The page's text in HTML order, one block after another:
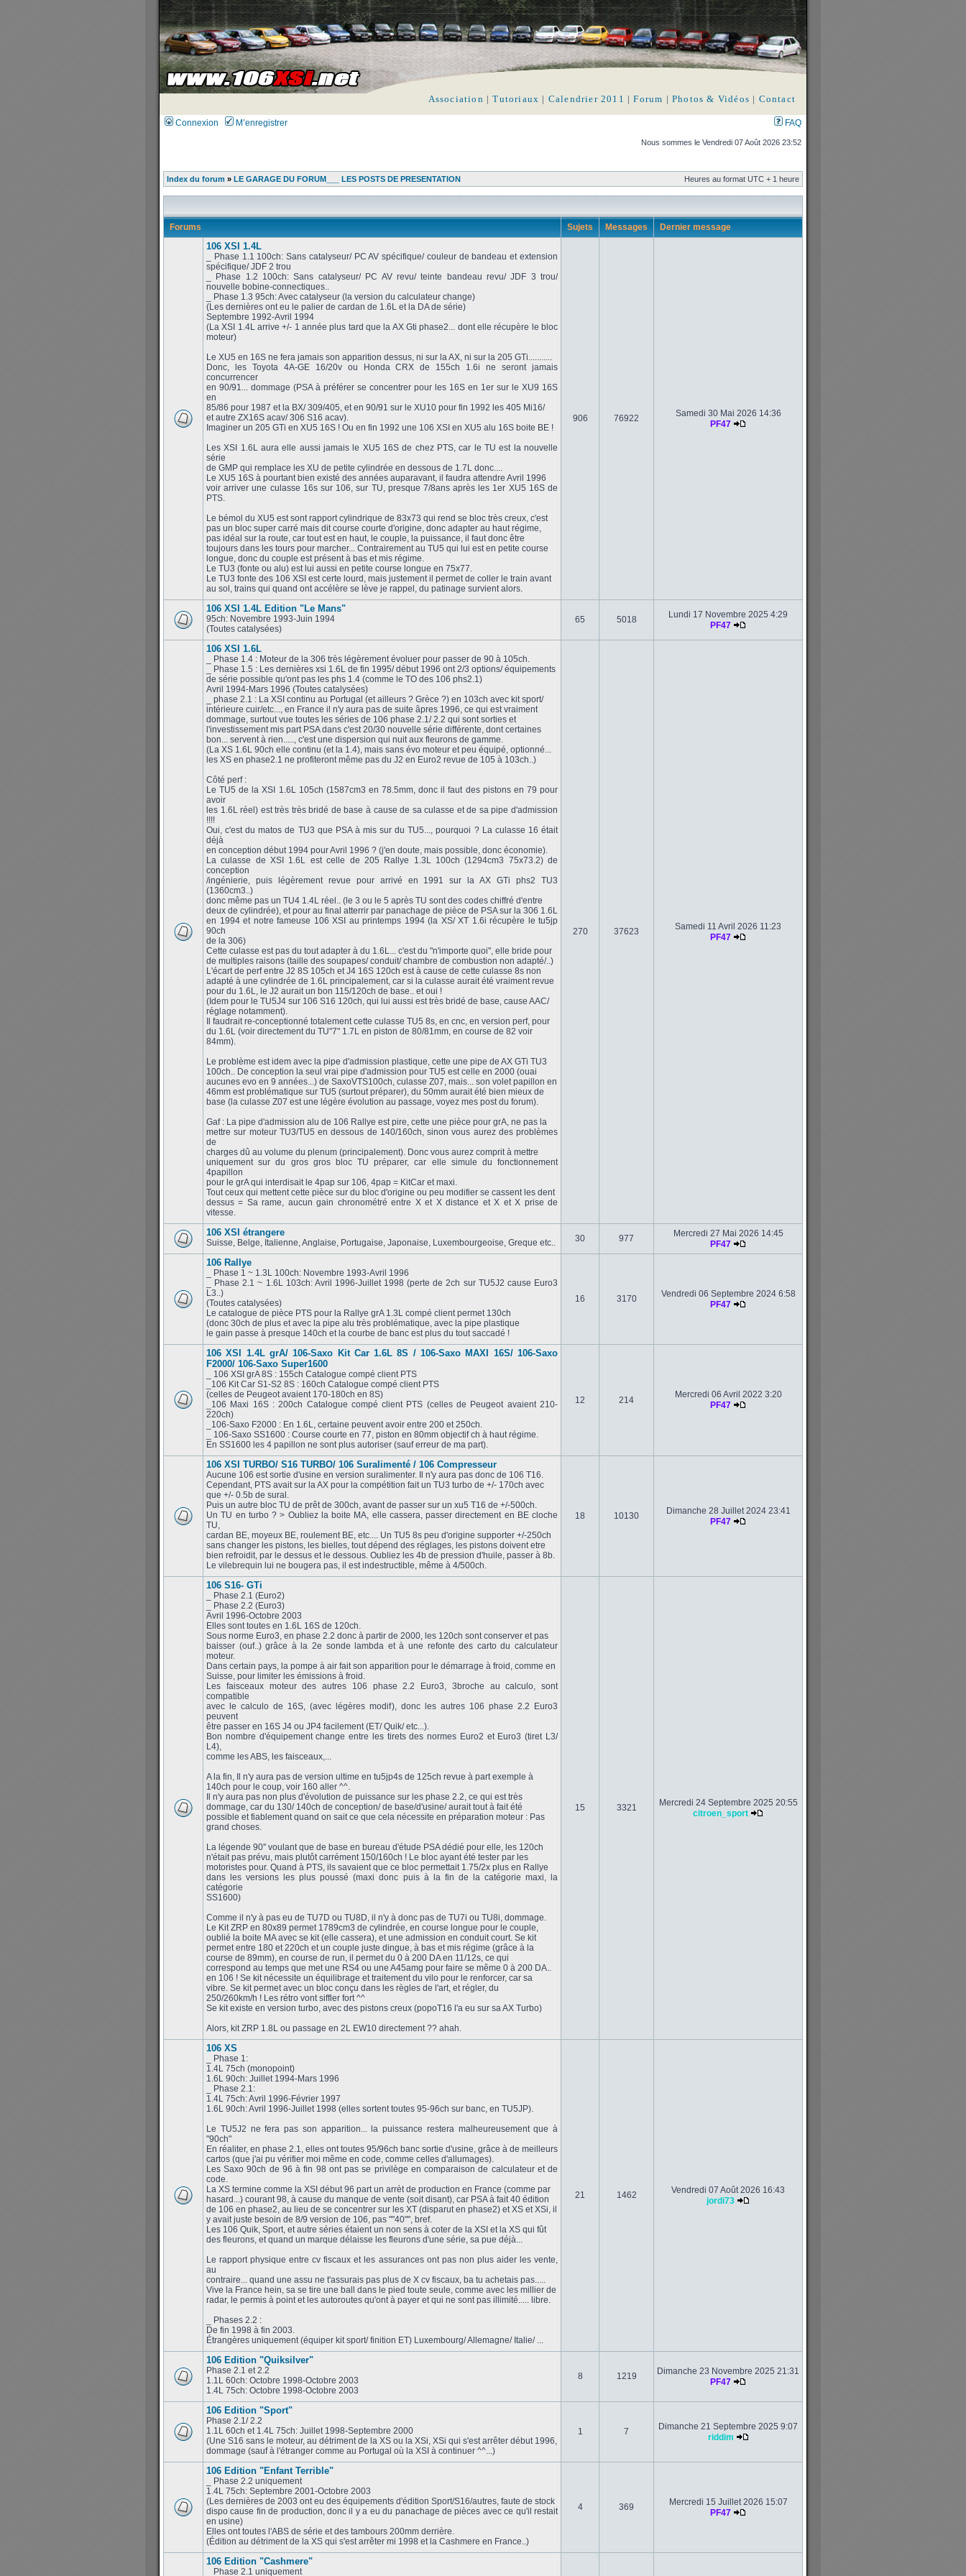
Association |Tutoriaux | Calendrier 2011 |Forum | Photos & Vidéos | Contact
Connexion M’enregistrer FAQ
Nous sommes le Vendredi 07 Août 2026 23:52
Index du forum » LE GARAGE DU FORUM___ LES POSTS DE PRESENTATION Heures au format UTC + 1 heure
Forums Sujets Messages Dernier message
106 XSI 1.4L
_ Phase 1.1 100ch: Sans catalyseur/ PC AV spécifique/ couleur de bandeau et extension
spécifique/ JDF 2 trou
_ Phase 1.2 100ch: Sans catalyseur/ PC AV revu/ teinte bandeau revu/ JDF 3 trou/
nouvelle bobine-connectiques..
_ Phase 1.3 95ch: Avec catalyseur (la version du calculateur change)
(Les dernières ont eu le palier de cardan de 1.6L et la DA de série)
Septembre 1992-Avril 1994
(La XSI 1.4L arrive +/- 1 année plus tard que la AX Gti phase2... dont elle récupère le bloc
moteur)
Le XU5 en 16S ne fera jamais son apparition dessus, ni sur la AX, ni sur la 205 GTi...........
Donc, les Toyota 4A-GE 16/20v ou Honda CRX de 155ch 1.6i ne seront jamais
concurrencer
en 90/91... dommage (PSA à préférer se concentrer pour les 16S en 1er sur le XU9 16S
en
85/86 pour 1987 et la BX/ 309/405, et en 90/91 sur le XU10 pour fin 1992 les 405 Mi16/
et autre ZX16S acav/ 306 S16 acav).
Imaginer un 205 GTi en XU5 16S ! Ou en fin 1992 une 106 XSI en XU5 alu 16S boite BE !
Les XSI 1.6L aura elle aussi jamais le XU5 16S de chez PTS, car le TU est la nouvelle
série
de GMP qui remplace les XU de petite cylindrée en dessous de 1.7L donc....
Le XU5 16S à pourtant bien existé des années auparavant, il faudra attendre Avril 1996
voir arriver une culasse 16s sur 106, sur TU, presque 7/8ans après les 1er XU5 16S de
PTS.
Le bémol du XU5 est sont rapport cylindrique de 83x73 qui rend se bloc très creux, c'est
pas un bloc super carré mais dit course courte d'origine, donc adapter au haut régime,
pas idéal sur la route, car tout est en haut, le couple, la puissance, il faut donc être
toujours dans les tours pour marcher... Contrairement au TU5 qui lui est en petite course
longue, donc du couple est présent à bas et mis régime.
Le TU3 (fonte ou alu) est lui aussi en petite course longue en 75x77.
Le TU3 fonte des 106 XSI est certe lourd, mais justement il permet de coller le train avant
au sol, trains qui quand ont accélère se lève je rappel, du patinage survient alors.
906 76922
Samedi 30 Mai 2026 14:36
PF47
106 XSI 1.4L Edition "Le Mans"
95ch: Novembre 1993-Juin 1994
(Toutes catalysées)
65 5018
Lundi 17 Novembre 2025 4:29
PF47
106 XSI 1.6L
_ Phase 1.4 : Moteur de la 306 très légèrement évoluer pour passer de 90 à 105ch.
_ Phase 1.5 : Les dernières xsi 1.6L de fin 1995/ début 1996 ont 2/3 options/ équipements
de série possible qu'ont pas les phs 1.4 (comme le TO des 106 phs2.1)
Avril 1994-Mars 1996 (Toutes catalysées)
_ phase 2.1 : La XSI continu au Portugal (et ailleurs ? Grèce ?) en 103ch avec kit sport/
intérieure cuir/etc..., en France il n'y aura pas de suite âpres 1996, ce qui est vraiment
dommage, surtout vue toutes les séries de 106 phase 2.1/ 2.2 qui sont sorties et
l'investissement mis part PSA dans c'est 20/30 nouvelle série différente, dont certaines
bon... servent à rien....., c'est une dispersion qui nuit aux fleurons de gamme.
(La XS 1.6L 90ch elle continu (et la 1.4), mais sans évo moteur et peu équipé, optionné...
les XS en phase2.1 ne profiteront même pas du J2 en Euro2 revue de 105 à 103ch..)
Côté perf :
Le TU5 de la XSI 1.6L 105ch (1587cm3 en 78.5mm, donc il faut des pistons en 79 pour
avoir
les 1.6L réel) est très très bridé de base à cause de sa culasse et de sa pipe d'admission
!!!!
Oui, c'est du matos de TU3 que PSA à mis sur du TU5..., pourquoi ? La culasse 16 était
déjà
en conception début 1994 pour Avril 1996 ? (j'en doute, mais possible, donc économie).
La culasse de XSI 1.6L est celle de 205 Rallye 1.3L 100ch (1294cm3 75x73.2) de
conception
/ingénierie, puis légèrement revue pour arrivé en 1991 sur la AX GTi phs2 TU3
(1360cm3..)
donc même pas un TU4 1.4L réel.. (le 3 ou le 5 après TU sont des codes chiffré d'entre
deux de cylindrée), et pour au final atterrir par panachage de pièce de PSA sur la 306 1.6L
en 1994 et notre fameuse 106 XSI au printemps 1994 (la XS/ XT 1.6i récupère le tu5jp
90ch
de la 306)
Cette culasse est pas du tout adapter à du 1.6L... c'est du "n'importe quoi", elle bride pour
de multiples raisons (taille des soupapes/ conduit/ chambre de combustion non adapté/..)
L'écart de perf entre J2 8S 105ch et J4 16S 120ch est à cause de cette culasse 8s non
adapté à une cylindrée de 1.6L principalement, car si la culasse aurait été vraiment revue
pour du 1.6L, le J2 aurait un bon 115/120ch de base.. et oui !
(Idem pour le TU5J4 sur 106 S16 120ch, qui lui aussi est très bridé de base, cause AAC/
réglage notamment).
Il faudrait re-conceptionné totalement cette culasse TU5 8s, en cnc, en version perf, pour
du 1.6L (voir directement du TU"7" 1.7L en piston de 80/81mm, en course de 82 voir
84mm).
Le problème est idem avec la pipe d'admission plastique, cette une pipe de AX GTi TU3
100ch.. De conception la seul vrai pipe d'admission pour TU5 est celle en 2000 (ouai
aucunes evo en 9 années...) de SaxoVTS100ch, culasse Z07, mais... son volet papillon en
46mm est problématique sur TU5 (surtout préparer), du 50mm aurait été bien mieux de
base (la culasse Z07 est une légère évolution au passage, voyez mes post du forum).
Gaf : La pipe d'admission alu de 106 Rallye est pire, cette une pièce pour grA, ne pas la
mettre sur moteur TU3/TU5 en dessous de 140/160ch, sinon vous aurez des problèmes
de
charges dû au volume du plenum (principalement). Donc vous aurez comprit à mettre
uniquement sur du gros gros bloc TU préparer, car elle simule du fonctionnement
4papillon
pour le grA qui interdisait le 4pap sur 106, 4pap = KitCar et maxi.
Tout ceux qui mettent cette pièce sur du bloc d'origine ou peu modifier se cassent les dent
dessus = Sa rame, aucun gain chronométré entre X et X distance et X et X prise de
vitesse.
270 37623
Samedi 11 Avril 2026 11:23
PF47
106 XSI étrangere
Suisse, Belge, Italienne, Anglaise, Portugaise, Japonaise, Luxembourgeoise, Greque etc.. 30 977
Mercredi 27 Mai 2026 14:45
PF47
106 Rallye
_ Phase 1 ~ 1.3L 100ch: Novembre 1993-Avril 1996
_ Phase 2.1 ~ 1.6L 103ch: Avril 1996-Juillet 1998 (perte de 2ch sur TU5J2 cause Euro3
L3..)
(Toutes catalysées)
Le catalogue de pièce PTS pour la Rallye grA 1.3L compé client permet 130ch
(donc 30ch de plus et avec la pipe alu très problématique, avec la pipe plastique
le gain passe à presque 140ch et la courbe de banc est plus du tout saccadé !
16 3170
Vendredi 06 Septembre 2024 6:58
PF47
106 XSI 1.4L grA/ 106-Saxo Kit Car 1.6L 8S / 106-Saxo MAXI 16S/ 106-Saxo
F2000/ 106-Saxo Super1600
_ 106 XSI grA 8S : 155ch Catalogue compé client PTS
_106 Kit Car S1-S2 8S : 160ch Catalogue compé client PTS
(celles de Peugeot avaient 170-180ch en 8S)
_106 Maxi 16S : 200ch Catalogue compé client PTS (celles de Peugeot avaient 210-
220ch)
_106-Saxo F2000 : En 1.6L, certaine peuvent avoir entre 200 et 250ch.
_ 106-Saxo SS1600 : Course courte en 77, piston en 80mm objectif ch à haut régime.
En SS1600 les 4 papillon ne sont plus autoriser (sauf erreur de ma part).
12 214
Mercredi 06 Avril 2022 3:20
PF47
106 XSI TURBO/ S16 TURBO/ 106 Suralimenté / 106 Compresseur
Aucune 106 est sortie d'usine en version suralimenter. Il n'y aura pas donc de 106 T16.
Cependant, PTS avait sur la AX pour la compétition fait un TU3 turbo de +/- 170ch avec
que +/- 0.5b de sural.
Puis un autre bloc TU de prêt de 300ch, avant de passer sur un xu5 T16 de +/-500ch.
Un TU en turbo ? > Oubliez la boite MA, elle cassera, passer directement en BE cloche
TU,
cardan BE, moyeux BE, roulement BE, etc.... Un TU5 8s peu d'origine supporter +/-250ch
sans changer les pistons, les bielles, tout dépend des réglages, les pistons doivent etre
bien refroidit, par le dessus et le dessous. Oubliez les 4b de pression d'huile, passer à 8b.
Le vilebrequin lui ne bougera pas, il est indestructible, même à 4/500ch.
18 10130
Dimanche 28 Juillet 2024 23:41
PF47
106 S16- GTi
_ Phase 2.1 (Euro2)
_ Phase 2.2 (Euro3)
Avril 1996-Octobre 2003
Elles sont toutes en 1.6L 16S de 120ch.
Sous norme Euro3, en phase 2.2 donc à partir de 2000, les 120ch sont conserver et pas
baisser (ouf..) grâce à la 2e sonde lambda et à une refonte des carto du calculateur
moteur.
Dans certain pays, la pompe à air fait son apparition pour le démarrage à froid, comme en
Suisse, pour limiter les émissions à froid.
Les faisceaux moteur des autres 106 phase 2.2 Euro3, 3broche au calculo, sont
compatible
avec le calculo de 16S, (avec légères modif), donc les autres 106 phase 2.2 Euro3
peuvent
être passer en 16S J4 ou JP4 facilement (ET/ Quik/ etc...).
Bon nombre d'équipement change entre les tirets des normes Euro2 et Euro3 (tiret L3/
L4),
comme les ABS, les faisceaux,...
A la fin, Il n'y aura pas de version ultime en tu5jp4s de 125ch revue à part exemple à
140ch pour le coup, voir 160 aller ^^.
Il n'y aura pas non plus d'évolution de puissance sur les phase 2.2, ce qui est très
dommage, car du 130/ 140ch de conception/ de base/d'usine/ aurait tout à fait été
possible et fiablement quand on sait ce que cela nécessite en préparation moteur : Pas
grand choses.
La légende 90'' voulant que de base en bureau d'étude PSA dédié pour elle, les 120ch
n'était pas prévu, mais plutôt carrément 150/160ch ! Le bloc ayant été tester par les
motoristes pour. Quand à PTS, ils savaient que ce bloc permettait 1.75/2x plus en Rallye
dans les versions les plus poussé (maxi donc puis à la fin de la catégorie maxi, la
catégorie
SS1600)
Comme il n'y à pas eu de TU7D ou TU8D, il n'y à donc pas de TU7i ou TU8i, dommage.
Le Kit ZRP en 80x89 permet 1789cm3 de cylindrée, en course longue pour le couple,
oublié la boite MA avec se kit (elle cassera), et une admission en conduit court. Se kit
permet entre 180 et 220ch et un couple juste dingue, à bas et mis régime (grâce à la
course de 89mm), en course de run, il permet du 0 à 200 DA en 11/12s, ce qui
correspond au temps que met une RS4 ou une A45amg pour faire se même 0 à 200 DA..
en 106 ! Se kit nécessite un équilibrage et traitement du vilo pour le renforcer, car sa
vibre. Se kit permet avec un bloc conçu dans les règles de l'art, et régler, du
250/260km/h ! Les rétro vont siffler fort ^^
Se kit existe en version turbo, avec des pistons creux (popoT16 l'a eu sur sa AX Turbo)
Alors, kit ZRP 1.8L ou passage en 2L EW10 directement ?? ahah.
15 3321
Mercredi 24 Septembre 2025 20:55
citroen_sport
106 XS
_ Phase 1:
1.4L 75ch (monopoint)
1.6L 90ch: Juillet 1994-Mars 1996
_ Phase 2.1:
1.4L 75ch: Avril 1996-Février 1997
1.6L 90ch: Avril 1996-Juillet 1998 (elles sortent toutes 95-96ch sur banc, en TU5JP).
Le TU5J2 ne fera pas son apparition... la puissance restera malheureusement que à
"90ch"
En réaliter, en phase 2.1, elles ont toutes 95/96ch banc sortie d'usine, grâce à de meilleurs
cartos (que j'ai pu vérifier moi même en code, comme celles d'allumages).
Les Saxo 90ch de 96 à fin 98 ont pas se privilège en comparaison de calculateur et de
code.
La XS termine comme la XSI début 96 part un arrèt de production en France (comme par
hasard...) courant 98, à cause du manque de vente (soit disant), car PSA à fait 40 édition
de 106 en phase2, au lieu de se concentrer sur les XT (disparut en phase2) et XS et XSi, il
y avait juste besoin de 8/9 version de 106, pas ""40"", bref.
Les 106 Quik, Sport, et autre séries étaient un non sens à coter de la XSI et la XS qui fût
des fleurons, et quand un marque délaisse les fleurons d'une série, sa pue déjà...
Le rapport physique entre cv fiscaux et les assurances ont pas non plus aider les vente,
au
contraire... quand une assu ne t'assurais pas plus de X cv fiscaux, ba tu achetais pas.....
Vive la France hein, sa se tire une ball dans le pied toute seule, comme avec les millier de
radar, le permis à point et les autoroutes qu'ont à payer et qui ne sont pas illimité..... libre.
_ Phases 2.2 :
De fin 1998 à fin 2003.
Étrangères uniquement (équiper kit sport/ finition ET) Luxembourg/ Allemagne/ Italie/ ...
21 1462
Vendredi 07 Août 2026 16:43
jordi73
106 Edition "Quiksilver"
Phase 2.1 et 2.2
1.1L 60ch: Octobre 1998-Octobre 2003
1.4L 75ch: Octobre 1998-Octobre 2003
8 1219
Dimanche 23 Novembre 2025 21:31
PF47
106 Edition "Sport"
Phase 2.1/ 2.2
1.1L 60ch et 1.4L 75ch: Juillet 1998-Septembre 2000
(Une S16 sans le moteur, au détriment de la XS ou la XSi, XSi qui s'est arrêter début 1996,
dommage (sauf à l'étranger comme au Portugal où la XSI à continuer ^^...)
1 7
Dimanche 21 Septembre 2025 9:07
riddim
106 Edition "Enfant Terrible"
_ Phase 2.2 uniquement
1.4L 75ch: Septembre 2001-Octobre 2003
(Les dernières de 2003 ont eu des équipements d'édition Sport/S16/autres, faute de stock
dispo cause fin de production, donc il y a eu du panachage de pièces avec ce qu'il restait
en usine)
Elles ont toutes l'ABS de série et des tambours 200mm derrière.
(Édition au détriment de la XS qui s'est arrêter mi 1998 et la Cashmere en France..)
4 369
Mercredi 15 Juillet 2026 15:07
PF47
106 Edition "Cashmere"
_ Phase 2.1 uniquement